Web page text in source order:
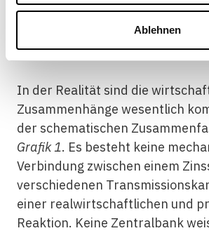
Ablehnen
In der Realität sind die
Zusammenhänge wesentlich
der schematischen
Grafik 1. Es besteht keine
Verbindung zwischen einem
verschiedenen
einer realwirtschaftlichen und
Reaktion. Keine Zentralbank